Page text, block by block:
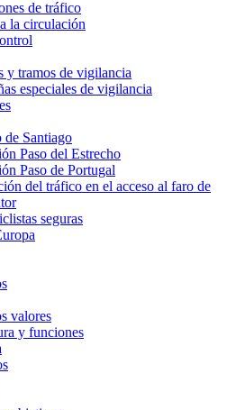
de tráfico
la circulación
y tramos de vigilancia
especiales de vigilancia
de Santiago
Paso del Estrecho
Paso de Portugal
del tráfico en el acceso al faro de
seguras
valores
y funciones